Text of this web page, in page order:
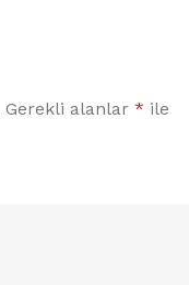
Gerekli alanlar * ile